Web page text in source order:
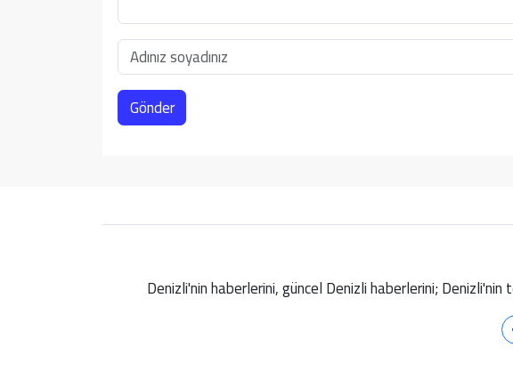
Gönder
Denizli'nin haberlerini, güncel Denizli haberlerini;